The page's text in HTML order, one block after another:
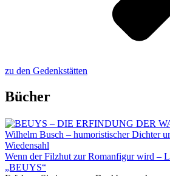
zu den Gedenkstätten
Bücher
Wilhelm Busch – humoristischer Dichter
Wiedensahl
Wenn der Filzhut zur Romanfigur wird –
„BEUYS“